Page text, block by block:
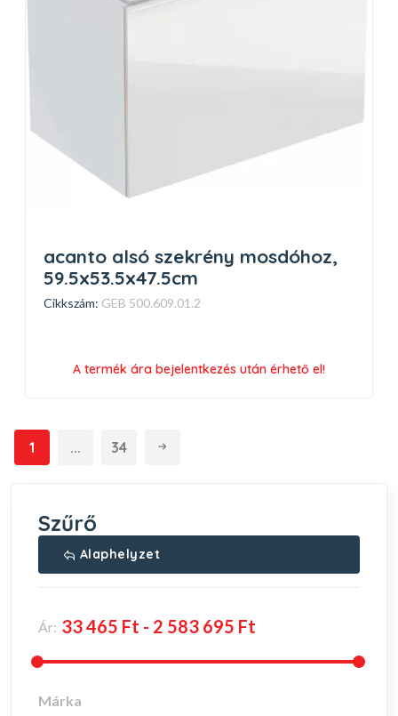
acanto alsó szekrény mosdóhoz,
59.5x53.5x47.5cm
Cikkszám: GEB 500.609.01.2
A termék ára bejelentkezés után érhető el!
1 ... 34
Szűrő
Alaphelyzet
Ár:
Márka